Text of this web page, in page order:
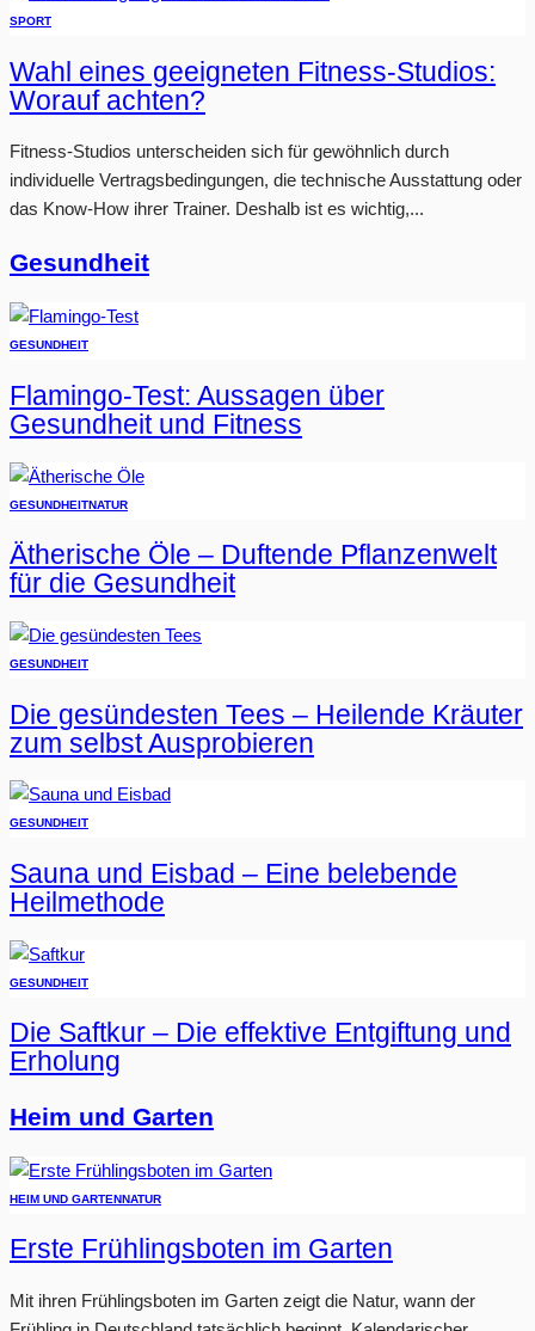
SPORT
Wahl eines geeigneten Fitness-Studios:
Worauf achten?
Fitness-Studios unterscheiden sich für gewöhnlich durch
individuelle Vertragsbedingungen, die technische Ausstattung oder
das Know-How ihrer Trainer. Deshalb ist es wichtig,...
Gesundheit
GESUNDHEIT
Flamingo-Test: Aussagen über
Gesundheit und Fitness
GESUNDHEITNATUR
Ätherische Öle – Duftende Pflanzenwelt
für die Gesundheit
GESUNDHEIT
Die gesündesten Tees – Heilende Kräuter
zum selbst Ausprobieren
GESUNDHEIT
Sauna und Eisbad – Eine belebende
Heilmethode
GESUNDHEIT
Die Saftkur – Die effektive Entgiftung und
Erholung
Heim und Garten
HEIM UND GARTENNATUR
Erste Frühlingsboten im Garten
Mit ihren Frühlingsboten im Garten zeigt die Natur, wann der